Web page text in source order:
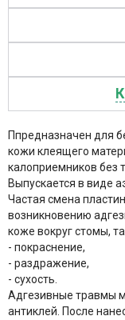
Ппредназначен для
кожи клеящего
калоприемников без
Выпускается в виде
Частая смена
возникновению
коже вокруг стомы,
- покраснение,
- раздражение,
- сухость.
Адгезивные травмы
антиклей. После